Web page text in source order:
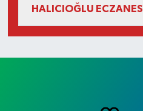
HALICIOĞLU ECZANESİ